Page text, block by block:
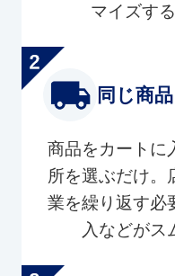
マイズす
同じ商
商品をカートに
所を選ぶだけ。
業を繰り返す必
入などがス